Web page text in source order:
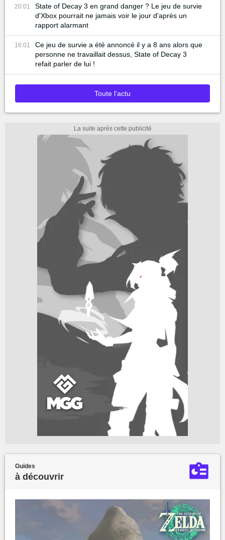
20:01
State of Decay 3 en grand danger ? Le jeu de survie
d'Xbox pourrait ne jamais voir le jour d'après un
rapport alarmant
16:01
Ce jeu de survie a été annoncé il y a 8 ans alors que
personne ne travaillait dessus, State of Decay 3
refait parler de lui !
Toute l'actu
Guides
à découvrir